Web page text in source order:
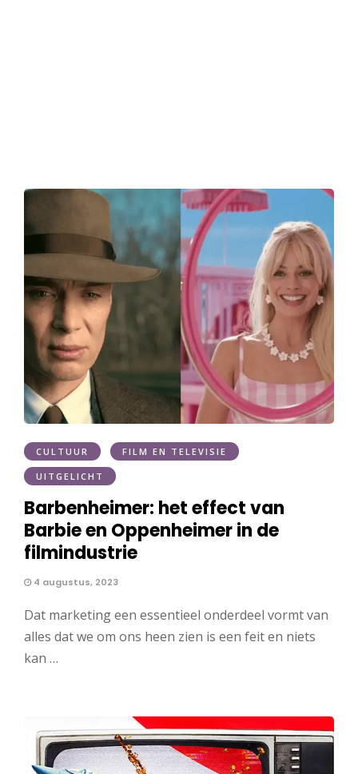
CULTUUR FILM EN TELEVISIE
UITGELICHT
Barbenheimer: het effect van
Barbie en Oppenheimer in de
filmindustrie
4 augustus, 2023
Dat marketing een essentieel onderdeel vormt van
alles dat we om ons heen zien is een feit en niets
kan …